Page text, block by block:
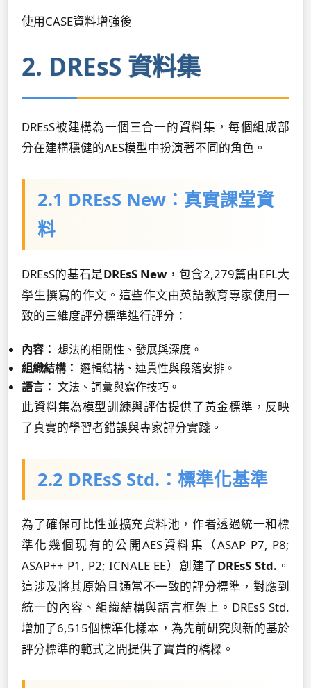
使用CASE資料增強後
2. DREsS 資料集
DREsS被建構為一個三合一的資料集，每個組成部
分在建構穩健的AES模型中扮演著不同的角色。
2.1 DREsS New：真實課堂資
料
DREsS的基石是DREsS New ，包含2,279篇由EFL大
學生撰寫的作文。這些作文由英語教育專家使用一
致的三維度評分標準進行評分：
內容： 想法的相關性、發展與深度。
組織結構： 邏輯結構、連貫性與段落安排。
語言： 文法、詞彙與寫作技巧。
此資料集為模型訓練與評估提供了黃金標準，反映
了真實的學習者錯誤與專家評分實踐。
2.2 DREsS Std.：標準化基準
為了確保可比性並擴充資料池，作者透過統一和標
準化幾個現有的公開AES資料集（ASAP P7, P8;
ASAP++ P1, P2; ICNALE EE）創建了DREsS Std. 。
這涉及將其原始且通常不一致的評分標準，對應到
統一的內容、組織結構與語言框架上。DREsS Std.
增加了6,515個標準化樣本，為先前研究與新的基於
評分標準的範式之間提供了寶貴的橋樑。